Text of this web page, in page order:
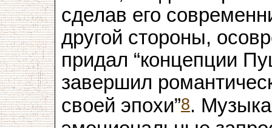
сделав его
другой стороны,
придал “концепции
завершил
своей эпохи”8. Музыка